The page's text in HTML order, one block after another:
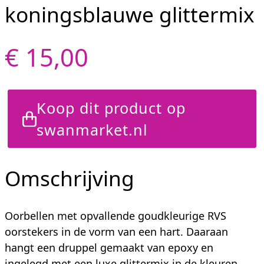
koningsblauwe glittermix
€ 15,00
Koop dit product op
swanmarket.nl
Omschrijving
Oorbellen met opvallende goudkleurige RVS
oorstekers in de vorm van een hart. Daaraan
hangt een druppel gemaakt van epoxy en